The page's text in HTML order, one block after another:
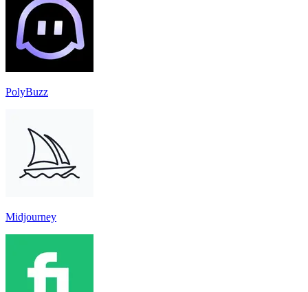
PolyBuzz
Midjourney